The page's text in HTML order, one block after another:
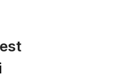
się w